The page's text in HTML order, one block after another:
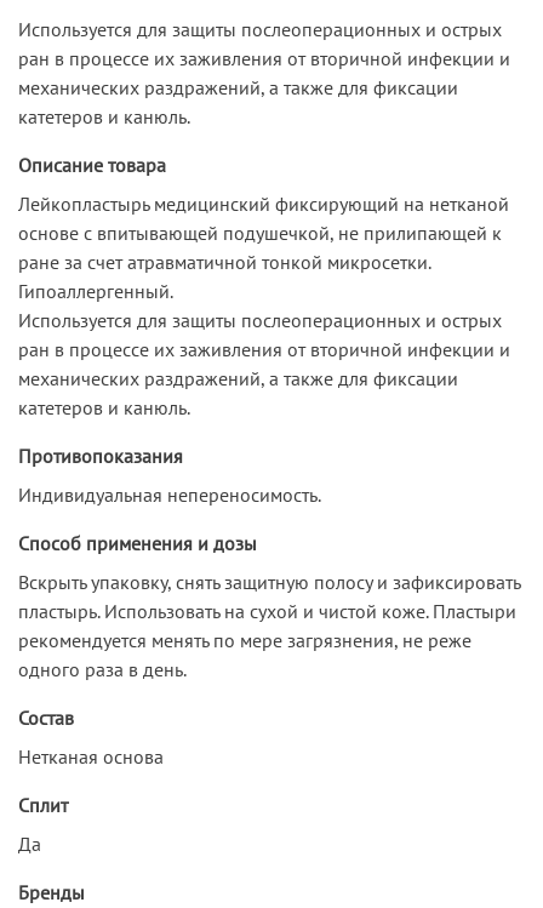
Используется для защиты послеоперационных и острых
ран в процессе их заживления от вторичной инфекции и
механических раздражений, а также для фиксации
катетеров и канюль.
Описание товара
Лейкопластырь медицинский фиксирующий на нетканой
основе с впитывающей подушечкой, не прилипающей к
ране за счет атравматичной тонкой микросетки.
Гипоаллергенный.
Используется для защиты послеоперационных и острых
ран в процессе их заживления от вторичной инфекции и
механических раздражений, а также для фиксации
катетеров и канюль.
Противопоказания
Индивидуальная непереносимость.
Способ применения и дозы
Вскрыть упаковку, снять защитную полосу и зафиксировать
пластырь. Использовать на сухой и чистой коже. Пластыри
рекомендуется менять по мере загрязнения, не реже
одного раза в день.
Состав
Нетканая основа
Сплит
Да
Бренды